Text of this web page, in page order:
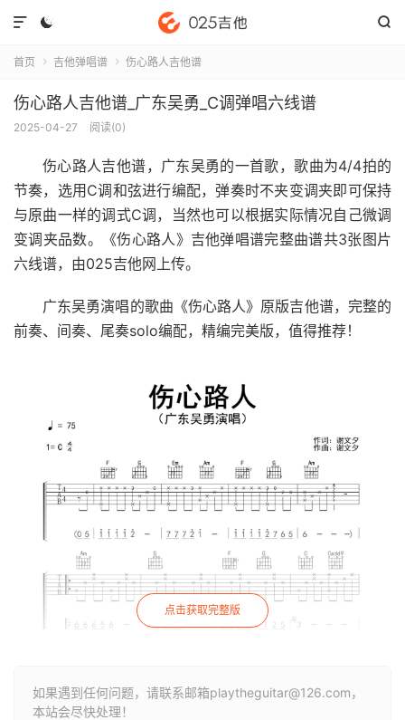
 

首页  吉他弹唱谱  伤心路人吉他谱
伤心路人吉他谱_广东吴勇_C调弹唱六线谱
2025-04-27 阅读(0)
伤心路人吉他谱，广东吴勇的一首歌，歌曲为4/4拍的
节奏，选用C调和弦进行编配，弹奏时不夹变调夹即可保持
与原曲一样的调式C调，当然也可以根据实际情况自己微调
变调夹品数。《伤心路人》吉他弹唱谱完整曲谱共3张图片
六线谱，由025吉他网上传。
广东吴勇演唱的歌曲《伤心路人》原版吉他谱，完整的
前奏、间奏、尾奏solo编配，精编完美版，值得推荐！
点击获取完整版
如果遇到任何问题，请联系邮箱playtheguitar@126.com，
本站会尽快处理！